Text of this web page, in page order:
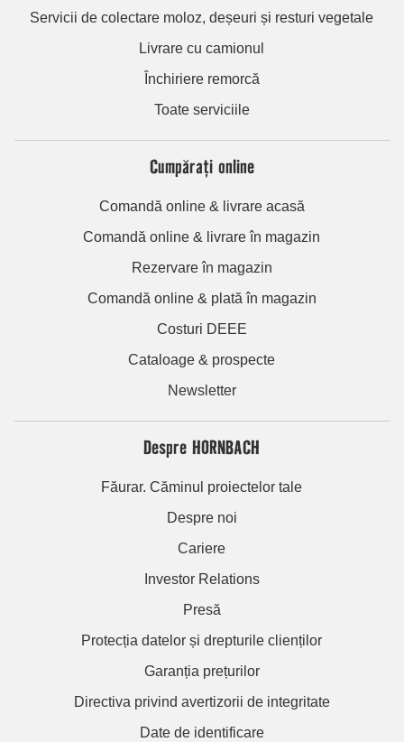
Servicii de colectare moloz, deșeuri și resturi vegetale
Livrare cu camionul
Închiriere remorcă
Toate serviciile
Cumpărați online
Comandă online & livrare acasă
Comandă online & livrare în magazin
Rezervare în magazin
Comandă online & plată în magazin
Costuri DEEE
Cataloage & prospecte
Newsletter
Despre HORNBACH
Făurar. Căminul proiectelor tale
Despre noi
Cariere
Investor Relations
Presă
Protecția datelor și drepturile clienților
Garanția prețurilor
Directiva privind avertizorii de integritate
Date de identificare